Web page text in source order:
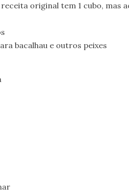
original tem 1 cubo, mas
bacalhau e outros peixes